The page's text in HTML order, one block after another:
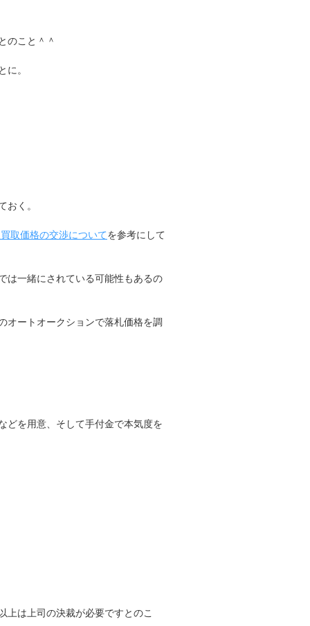
のこと＾＾
に。
おく。
取価格の交渉についてを参考にして
は一緒にされている可能性もあるの
オートオークションで落札価格を調
どを用意、そして手付金で本気度を
上は上司の決裁が必要ですとのこ